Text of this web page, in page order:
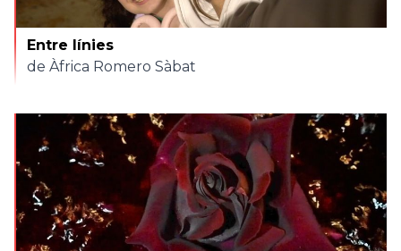
Entre línies
de Àfrica Romero Sàbat